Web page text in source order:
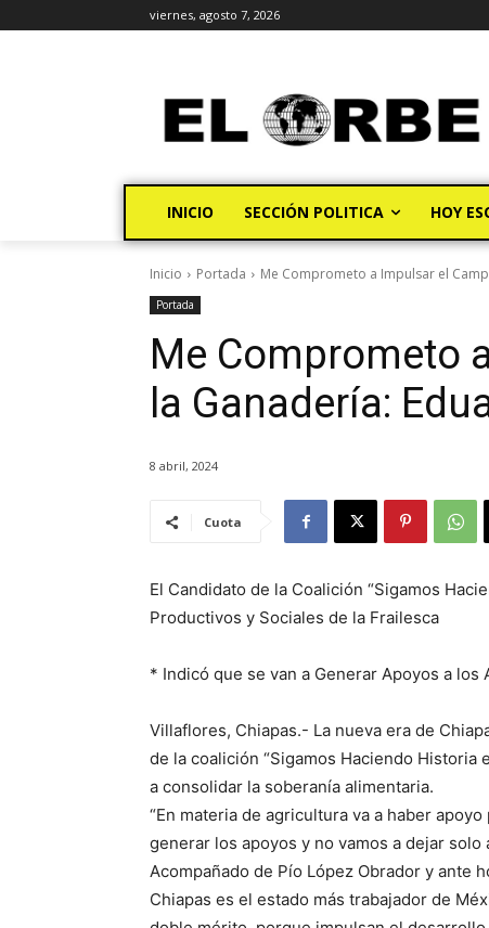
viernes, agosto 7, 2026
INICIO SECCIÓN POLITICA HOY
Inicio Portada Me Comprometo a Impulsar el
Portada
Me Comprometo
la Ganadería:
8 abril, 2024
Cuota
El Candidato de la Coalición “Sigamos
Productivos y Sociales de la Frailesca
* Indicó que se van a Generar Apoyos a los
Villaflores, Chiapas.- La nueva era de
de la coalición “Sigamos Haciendo Historia
a consolidar la soberanía alimentaria.
“En materia de agricultura va a haber
generar los apoyos y no vamos a dejar solo
Acompañado de Pío López Obrador y ante
Chiapas es el estado más trabajador de